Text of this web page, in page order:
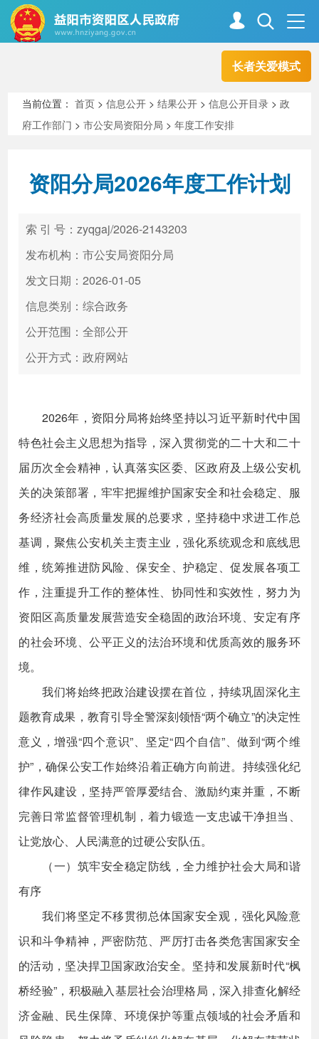
长者关爱模式
走进资阳
新闻中心 解读回应
政务服务
高效办成一件事
当前位置：首页 >信息公开 >结果公开 >信息公开目录 >政
府工作部门 >市公安局资阳分局 >年度工作安排
资阳分局2026年度工作计划
索 引 号：zyqgaj/2026-2143203
发布机构：市公安局资阳分局
发文日期：2026-01-05
信息类别：综合政务
公开范围：全部公开
公开方式：政府网站
2026年，资阳分局将始终坚持以习近平新时代中国
特色社会主义思想为指导，深入贯彻党的二十大和二十
届历次全会精神，认真落实区委、区政府及上级公安机
关的决策部署，牢牢把握维护国家安全和社会稳定、服
务经济社会高质量发展的总要求，坚持稳中求进工作总
基调，聚焦公安机关主责主业，强化系统观念和底线思
维，统筹推进防风险、保安全、护稳定、促发展各项工
作，注重提升工作的整体性、协同性和实效性，努力为
资阳区高质量发展营造安全稳固的政治环境、安定有序
的社会环境、公平正义的法治环境和优质高效的服务环
境。
我们将始终把政治建设摆在首位，持续巩固深化主
题教育成果，教育引导全警深刻领悟“两个确立”的决定性
意义，增强“四个意识”、坚定“四个自信”、做到“两个维
护”，确保公安工作始终沿着正确方向前进。持续强化纪
律作风建设，坚持严管厚爱结合、激励约束并重，不断
完善日常监督管理机制，着力锻造一支忠诚干净担当、
让党放心、人民满意的过硬公安队伍。
（一）筑牢安全稳定防线，全力维护社会大局和谐
有序
我们将坚定不移贯彻总体国家安全观，强化风险意
识和斗争精神，严密防范、严厉打击各类危害国家安全
的活动，坚决捍卫国家政治安全。坚持和发展新时代“枫
桥经验”，积极融入基层社会治理格局，深入排查化解经
济金融、民生保障、环境保护等重点领域的社会矛盾和